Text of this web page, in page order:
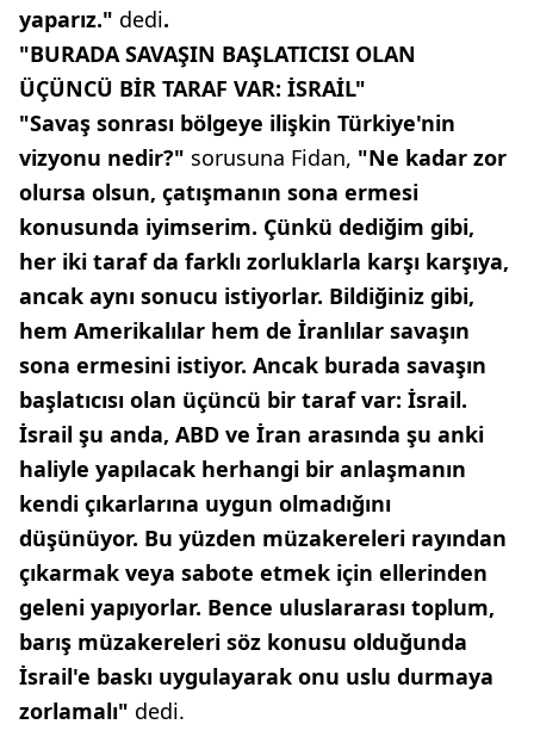
yaparız." dedi.
"BURADA SAVAŞIN BAŞLATICISI OLAN
ÜÇÜNCÜ BİR TARAF VAR: İSRAİL"
"Savaş sonrası bölgeye ilişkin Türkiye'nin
vizyonu nedir?" sorusuna Fidan, "Ne kadar zor
olursa olsun, çatışmanın sona ermesi
konusunda iyimserim. Çünkü dediğim gibi,
her iki taraf da farklı zorluklarla karşı karşıya,
ancak aynı sonucu istiyorlar. Bildiğiniz gibi,
hem Amerikalılar hem de İranlılar savaşın
sona ermesini istiyor. Ancak burada savaşın
başlatıcısı olan üçüncü bir taraf var: İsrail.
İsrail şu anda, ABD ve İran arasında şu anki
haliyle yapılacak herhangi bir anlaşmanın
kendi çıkarlarına uygun olmadığını
düşünüyor. Bu yüzden müzakereleri rayından
çıkarmak veya sabote etmek için ellerinden
geleni yapıyorlar. Bence uluslararası toplum,
barış müzakereleri söz konusu olduğunda
İsrail'e baskı uygulayarak onu uslu durmaya
zorlamalı" dedi.